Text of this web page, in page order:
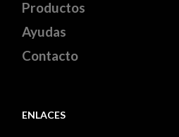
Productos
Ayudas
Contacto
ENLACES